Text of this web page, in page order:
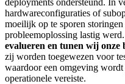
hardwareconfiguraties of
moeilijk op te sporen
probleemoplossing lastig
evalueren en tunen wij onze
zij worden toegewezen voor
waardoor een omgeving
operationele vereiste.